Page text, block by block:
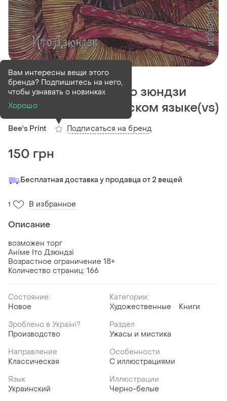
Деактивирован1 шт
Манга bee's print ито зюндзи
рыба том 02 на русском языке(vs)
Bee's Print
Вам интересны вещи этого
бренда? Подпишитесь на него,
чтобы узнавать о новинках
Хорошо
Подписаться на бренд
150 грн
Бесплатная доставка у продавца от 2 вещей
1 В избранное
Описание
возможен торг
Аніме Іто Дзюндзі
Возрастное ограничение 18+
Количество страниц: 166
Состояние:
Новое
Категории:
Художественные
Книги
Зроблено в Україні?
Производство
Раздел
Ужасы и мистика
Направление
Классическая
Особенности
С иллюстрациями
Язык
Украинский
Иллюстрации
Черно-белые